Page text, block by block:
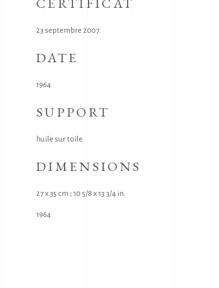
23 septembre 2007.
DATE
1964
SUPPORT
huile sur toile
DIMENSIONS
27 x 35 cm ; 10 5/8 x 13 3/4 in.
1964